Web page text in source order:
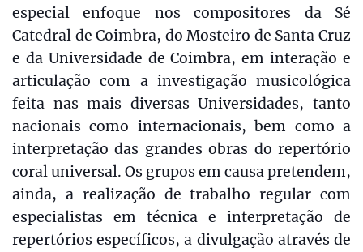
especial enfoque nos compositores da Sé
Catedral de Coimbra, do Mosteiro de Santa Cruz
e da Universidade de Coimbra, em interação e
articulação com a investigação musicológica
feita nas mais diversas Universidades, tanto
nacionais como internacionais, bem como a
interpretação das grandes obras do repertório
coral universal. Os grupos em causa pretendem,
ainda, a realização de trabalho regular com
especialistas em técnica e interpretação de
repertórios específicos, a divulgação através de